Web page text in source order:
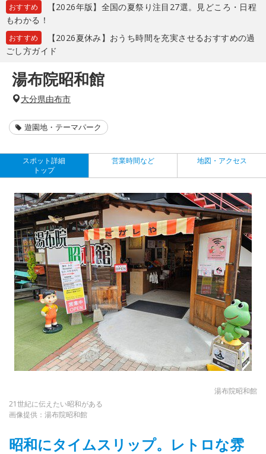
おすすめ
【2026年版】全国の夏祭り注目27選。見どころ・日程
もわかる！
おすすめ
【2026夏休み】おうち時間を充実させるおすすめの過
ごし方ガイド
湯布院昭和館
大分県由布市
遊園地・テーマパーク
スポット詳細
トップ
営業時間など 地図・アクセス
湯布院昭和館
21世紀に伝えたい昭和がある
画像提供：湯布院昭和館
昭和にタイムスリップ。レトロな雰